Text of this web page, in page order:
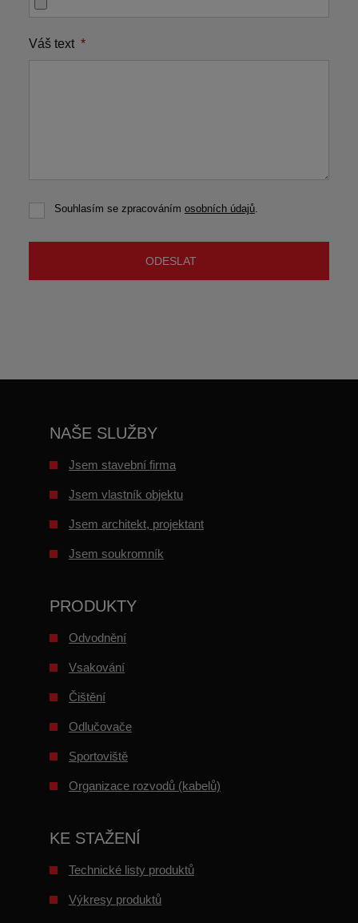
Váš text *
SouhlasímSouhlasím se zpracováním osobních údajů
ODESLAT
NAŠE SLUŽBY
Jsem stavební firma
Jsem vlastník objektu
Jsem architekt, projektant
Jsem soukromník
PRODUKTY
Odvodnění
Vsakování
Čištění
Odlučovače
Sportoviště
Organizace rozvodů (kabelů)
KE STAŽENÍ
Technické listy produktů
Výkresy produktů